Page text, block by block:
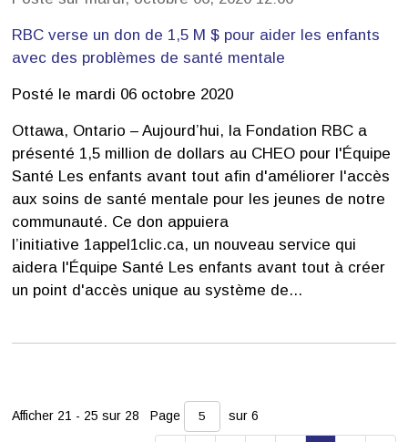
RBC verse un don de 1,5 M $ pour aider les enfants
avec des problèmes de santé mentale
Posté le mardi 06 octobre 2020
Ottawa, Ontario – Aujourd’hui, la Fondation RBC a
présenté 1,5 million de dollars au CHEO pour l'Équipe
Santé Les enfants avant tout afin d'améliorer l'accès
aux soins de santé mentale pour les jeunes de notre
communauté. Ce don appuiera
l’initiative 1appel1clic.ca, un nouveau service qui
aidera l'Équipe Santé Les enfants avant tout à créer
un point d'accès unique au système de...
Afficher 21 - 25 sur 28 Page sur 6